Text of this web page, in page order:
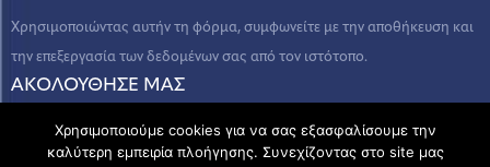
Χρησιμοποιώντας αυτήν τη φόρμα, συμφωνείτε με την αποθήκευση και
την επεξεργασία των δεδομένων σας από τον ιστότοπο.
ΑΚΟΛΟΥΘΗΣΕ ΜΑΣ
Χρησιμοποιούμε cookies για να σας εξασφαλίσουμε την
καλύτερη εμπειρία πλοήγησης. Συνεχίζοντας στο site μας